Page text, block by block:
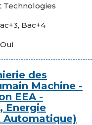
Technologies
Bac+4
Oui
des
Machine -
EEA -
Energie
Automatique)